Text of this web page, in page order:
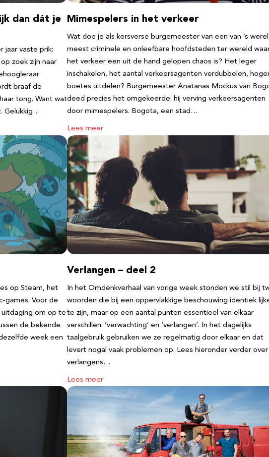
dan dát je
jaar vaste prik:
zoek zijn naar
braaf de
tong. Want wat
Gelukkig…
Mimespelers in het verkeer
Wat doe je als kersverse burgemeester van een van ’s
meest criminele en onleefbare hoofdsteden ter wereld
het verkeer een uit de hand gelopen chaos is? Het leger
inschakelen, het aantal verkeersagenten verdubbelen,
boetes uitdelen? Burgemeester Anatanas Mockus van
deed precies het omgekeerde: hij verving verkeersagenten
door mimespelers. Bogota, een stad…
Lees meer
op Steam, het
games. Voor de
uitdaging om op te
de bekende
week een
Verlangen – deel 2
In het Omdenkverhaal van vorige week stonden we stil bij
woorden die bij een oppervlakkige beschouwing identiek
te zijn, maar op een aantal punten essentieel van elkaar
verschillen: ‘verwachting’ en ‘verlangen’. In het dagelijks
taalgebruik gebruiken we ze regelmatig door elkaar en dat
levert nogal vaak problemen op. Lees hieronder verder over
verlangens…
Lees meer